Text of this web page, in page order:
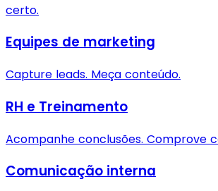
certo.
Equipes de marketing
Capture leads. Meça conteúdo.
RH e Treinamento
Acompanhe conclusões. Comprove
Comunicação interna